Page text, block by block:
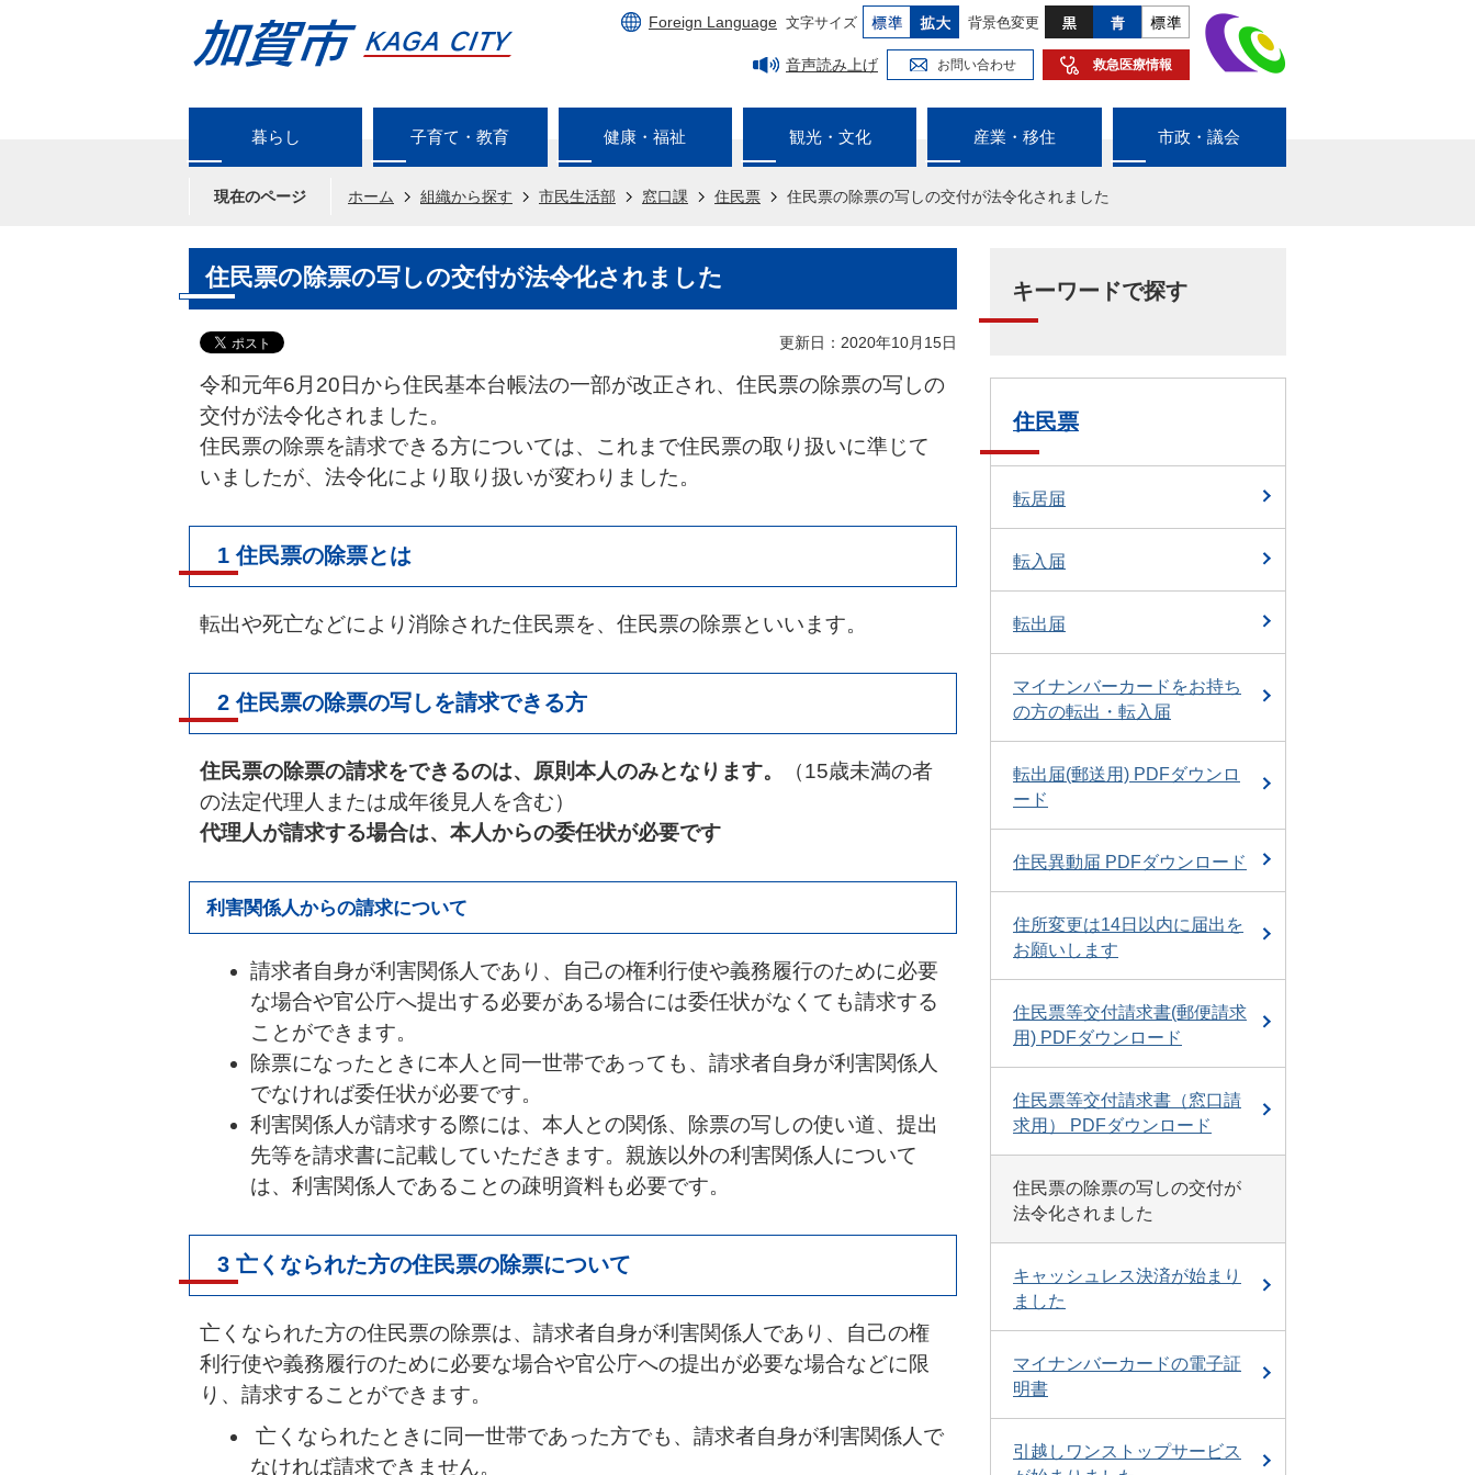
Foreign Language 文字サイズ 背景色変更
音声読み上げ お問い合わせ 救急医療情報
暮らし 子育て・教育 健康・福祉 観光・文化 産業・移住 市政・議会
現在のページ ホーム 組織から探す 市民生活部 窓口課 住民票 住民票の除票の写しの交付が法令化されました
住民票の除票の写しの交付が法令化されました
更新日：2020年10月15日
令和元年6月20日から住民基本台帳法の一部が改正され、住民票の除票の写しの
交付が法令化されました。
住民票の除票を請求できる方については、これまで住民票の取り扱いに準じて
いましたが、法令化により取り扱いが変わりました。
1 住民票の除票とは
転出や死亡などにより消除された住民票を、住民票の除票といいます。
2 住民票の除票の写しを請求できる方
住民票の除票の請求をできるのは、原則本人のみとなります。
（15歳未満の者
の法定代理人または成年後見人を含む）
代理人が請求する場合は、本人からの委任状が必要です
利害関係人からの請求について
請求者自身が利害関係人であり、自己の権利行使や義務履行のために必要
な場合や官公庁へ提出する必要がある場合には委任状がなくても請求する
ことができます。
除票になったときに本人と同一世帯であっても、請求者自身が利害関係人
でなければ委任状が必要です。
利害関係人が請求する際には、本人との関係、除票の写しの使い道、提出
先等を請求書に記載していただきます。親族以外の利害関係人について
は、利害関係人であることの疎明資料も必要です。
3 亡くなられた方の住民票の除票について
亡くなられた方の住民票の除票は、請求者自身が利害関係人であり、自己の権
利行使や義務履行のために必要な場合や官公庁への提出が必要な場合などに限
り、請求することができます。
亡くなられたときに同一世帯であった方でも、請求者自身が利害関係人で
なければ請求できません。
キーワードで探す
住民票
転居届
転入届
転出届
マイナンバーカードをお持ち
の方の転出・転入届
転出届(郵送用) PDFダウンロ
ード
住民異動届 PDFダウンロード
住所変更は14日以内に届出を
お願いします
住民票等交付請求書(郵便請求
用) PDFダウンロード
住民票等交付請求書（窓口請
求用） PDFダウンロード
住民票の除票の写しの交付が
法令化されました
キャッシュレス決済が始まり
ました
マイナンバーカードの電子証
明書
引越しワンストップサービス